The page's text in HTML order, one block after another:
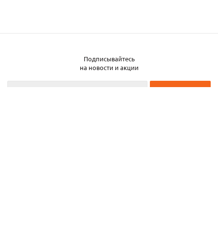
Подписывайтесь
на новости и акции